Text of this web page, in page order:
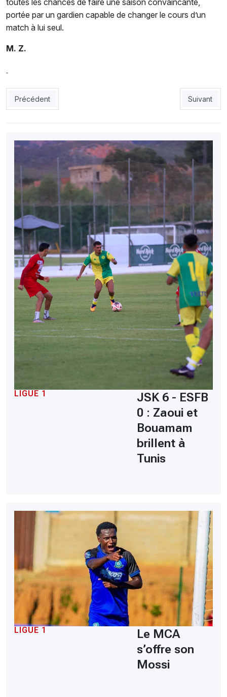
toutes les chances de faire une saison convaincante,
portée par un gardien capable de changer le cours d’un
match à lui seul.
M. Z.
Article précédent : Belaïd, Bada et Mahious : la JSK tient déjà
Précédent Article
Suivant
LIGUE 1
JSK 6 - ESFB
0 : Zaoui et
Bouamam
brillent à
Tunis
LIGUE 1
Le MCA
s’offre son
Mossi